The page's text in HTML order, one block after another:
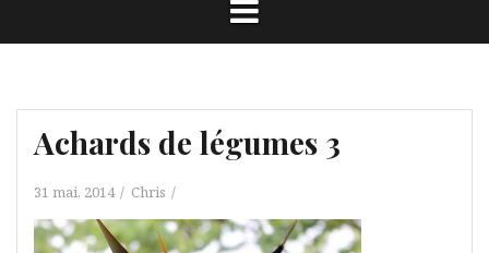
Achards de légumes 3
31 mai, 2014 Chris